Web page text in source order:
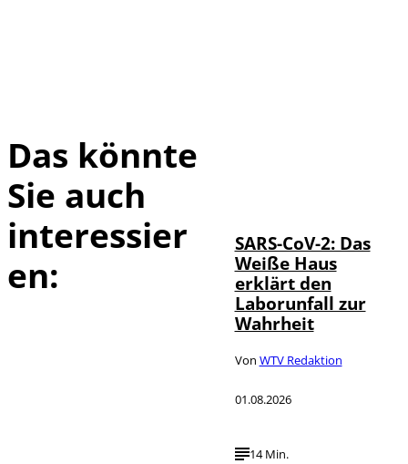
Das könnte
Sie auch
interessier
en:
SARS-CoV-2: Das
Weiße Haus
erklärt den
Laborunfall zur
Wahrheit
Von WTV Redaktion
01.08.2026
14 Min.